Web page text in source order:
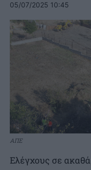
05/07/2025 10:45
ΑΠΕ
Ελέγχους σε